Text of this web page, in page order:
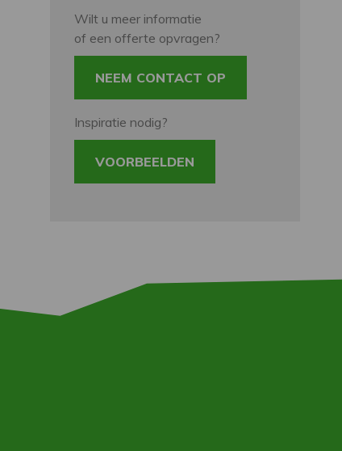
Wilt u meer informatie
of een offerte opvragen?
NEEM CONTACT OP
Inspiratie nodig?
VOORBEELDEN